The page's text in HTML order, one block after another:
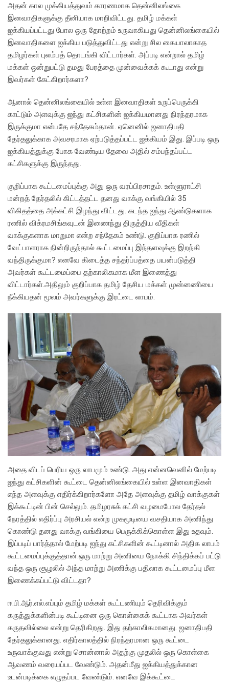
அதன் கால முக்கியத்துவம் காரணமாக தென்னிலங்கை
இனவாதிகளுக்கு தீனியாக மாறிவிட்டது. தமிழ் மக்கள்
ஐக்கியப்பட்டது போல ஒரு தோற்றம் உருவாகியது தென்னிலங்கையில்
இனவாதிகளை ஐக்கிய படுத்துவிட்டது என்று சில கையாலாகாத
தமிழர்கள் புலம்பத் தொடங்கி விட்டார்கள். அப்படி என்றால் தமிழ்
மக்கள் ஒன்றுபட்டு தமது பேரத்தை முன்வைக்கக் கூடாது என்று
இவர்கள் கேட்கிறார்களா?
ஆனால் தென்னிலங்கையில் உள்ள இனவாதிகள் உருப்பெருக்கி
காட்டும் அளவுக்கு ஐந்து கட்சிகளின் ஐக்கியமானது நிரந்தரமாக
இருக்குமா என்பதே சந்தேகம்தான். ஏனெனில் ஜனாதிபதி
தேர்தலுக்காக அவசரமாக ஏற்படுத்தப்பட்ட ஐக்கியம் இது. இப்படி ஒரு
ஐக்கியத்துக்கு போக வேண்டிய தேவை அதில் சம்பந்தப்பட்ட
கட்சிகளுக்கு இருந்தது.
குறிப்பாக கூட்டமைப்புக்கு அது ஒரு வரப்பிரசாதம். உள்ளூராட்சி
மன்றத் தேர்தலில் கிட்டத்தட்ட தனது வாக்கு வங்கியில் 35
விகிதத்தை அக்கட்சி இழந்து விட்டது. கடந்த ஐந்து ஆண்டுகளாக
ரணில் விக்ரமசிங்கவுடன் இணைந்து திருத்திய வீதிகள்
வாக்குகளாக மாறுமா என்ற சந்தேகம் உண்டு. குறிப்பாக ரணில்
வேட்பாளராக நின்றிருந்தால் கூட்டமைப்பு இந்தளவுக்கு இறந்கி
வந்திருக்குமா? எனவே கிடைத்த சந்தர்ப்பத்தை பயன்படுத்தி
அவர்கள் கூட்டமைப்பை தற்காலிகமாக மீள இணைத்து
விட்டார்கள்.அதிலும் குறிப்பாக தமிழ் தேசிய மக்கள் முன்னணியை
நீக்கியதன் மூலம் அவர்களுக்கு இரட்டை லாபம்.
அதை விடப் பெரிய ஒரு லாபமும் உண்டு. அது என்னவெனில் மேற்படி
ஐந்து கட்சிகளின் கூட்டை தென்னிலங்கையில் உள்ள இனவாதிகள்
எந்த அளவுக்கு எதிர்க்கிறார்களோ அதே அளவுக்கு தமிழ் வாக்குகள்
இக்கூட்டின் பின் செல்லும். தமிழரசுக் கட்சி வழமைபோல தேர்தல்
நேரத்தில் எதிர்ப்பு அரசியல் என்ற முகமூடியை வசதியாக அணிந்து
கொண்டு தனது வாக்கு வங்கியை பெருக்கிக்கொள்ள இது உதவும்.
இப்படிப் பார்த்தால் மேற்படி ஐந்து கட்சிகளின் கூட்டினால் அதிக லாபம்
கூட்டமைப்புக்குத்தான்.ஒரு மாற்று அணியை நோக்கி சிந்திக்கப் பட்டு
வந்த ஒரு சூழலில் அந்த மாற்று அணிக்கு பதிலாக கூட்டமைப்பு மீள
இணைக்கப்பட்டு விட்டதா?
ஈ.பி.ஆர்.எல்.எப்பும் தமிழ் மக்கள் கூட்டணியும் தெரிவிக்கும்
கருத்துக்களின்படி கூட்டினை ஒரு கொள்கைக் கூட்டாக அவர்கள்
கருதவில்லை என்று தெரிகிறது. இது தற்காலிகமானது. ஜனாதிபதி
தேர்தலுக்கானது. எதிர்காலத்தில் நிரந்தரமான ஒரு கூட்டை
உருவாக்குவது என்று சொன்னால் அதற்கு முதலில் ஒரு கொள்கை
ஆவணம் வரையப்பட வேண்டும். அதன்மீது ஐக்கியத்துக்கான
உடன்படிக்கை எழுதப்பட வேண்டும். எனவே இக்கூட்டை